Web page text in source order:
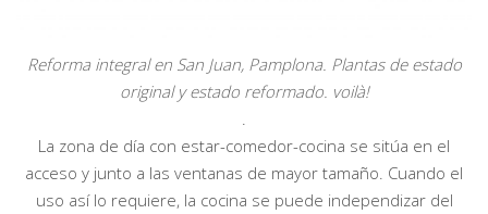
Reforma integral en San Juan, Pamplona. Plantas de estado
original y estado reformado. voilà!
La zona de día con estar-comedor-cocina se sitúa en el
acceso y junto a las ventanas de mayor tamaño. Cuando el
uso así lo requiere, la cocina se puede independizar del